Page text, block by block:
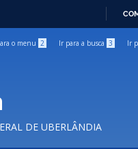
o menu 2 Ir para a busca 3 Ir
DE UBERLÂNDIA